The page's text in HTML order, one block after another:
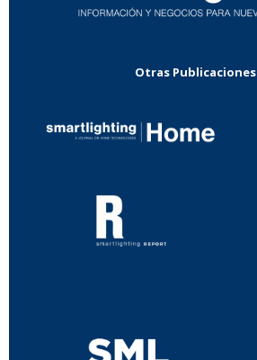
Otras Publicaciones